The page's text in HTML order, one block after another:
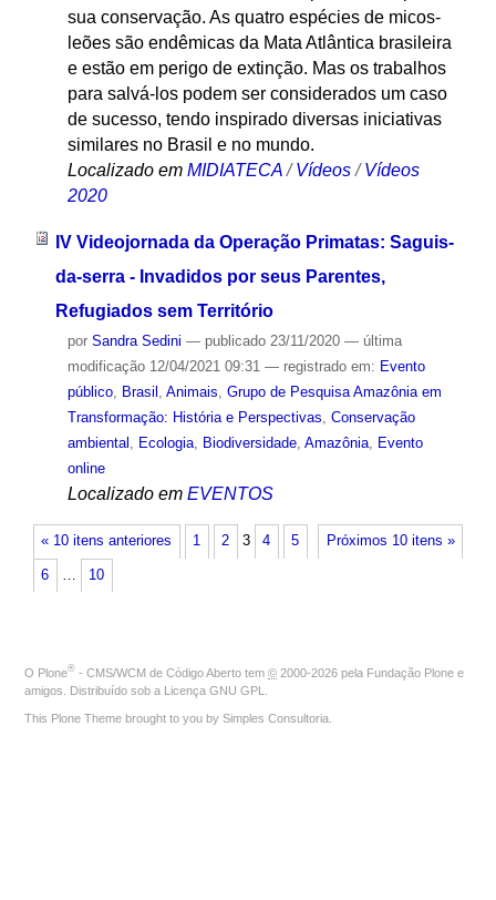
sua conservação. As quatro espécies de micos-
leões são endêmicas da Mata Atlântica brasileira
e estão em perigo de extinção. Mas os trabalhos
para salvá-los podem ser considerados um caso
de sucesso, tendo inspirado diversas iniciativas
similares no Brasil e no mundo.
Localizado em MIDIATECA /Vídeos /Vídeos
2020
IV Videojornada da Operação Primatas: Saguis-
da-serra - Invadidos por seus Parentes,
Refugiados sem Território
por Sandra Sedini — publicado23/11/2020 — última
modificação12/04/2021 09:31 — registrado em: Evento
público, Brasil , Animais, Grupo de Pesquisa Amazônia em
Transformação: História e Perspectivas, Conservação
ambiental , Ecologia, Biodiversidade, Amazônia, Evento
online
Localizado em EVENTOS
« 10 itens anteriores Próximos 10 itens »
1 2 3 4 5
6 … 10
O Plone® - CMS/WCM de Código Aberto tem © 2000-2026 pela Fundação Plone e
amigos. Distribuído sob a Licença GNU GPL
This Plone Theme brought to you by Simples Consultoria